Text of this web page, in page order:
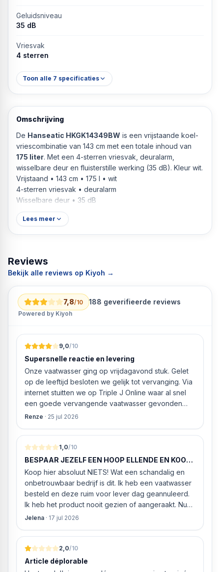
Geluidsniveau
35 dB
Vriesvak
4 sterren
Toon alle 7 specificaties
Omschrijving
De Hanseatic HKGK14349BW is een vrijstaande koel-
vriescombinatie van 143 cm met een totale inhoud van
175 liter. Met een 4-sterren vriesvak, deuralarm,
wisselbare deur en fluisterstille werking (35 dB). Kleur wit.
Vrijstaand • 143 cm • 175 l • wit
4-sterren vriesvak • deuralarm
Wisselbare deur • 35 dB
Lees meer
Reviews
Bekijk alle reviews op Kiyoh →
7,8/10 188 geverifieerde reviews
Powered by Kiyoh
9,0/10
Supersnelle reactie en levering
Onze vaatwasser ging op vrijdagavond stuk. Gelet
op de leeftijd besloten we gelijk tot vervanging. Via
internet stuitten we op Triple J Online waar al snel
een goede vervangende vaatwasser gevonden
werd. ‘s Ochtends even gebeld met de
geïnstalleerd kan worden. Dit bleek het geval tegen
alleszins concurrente prijzen. De vriendelijke
medewerker gaf aan dat, als we gelijk via de
website gingen bestellen en betalen, hij z’n best
ging doen om ‘s middags nog te leveren. Het
bleken geen loze woorden: om 16.00 uur werd de
Neff vaatwasser geleverd en ver
Renze · 25 jul 2026
1,0/10
BESPAAR JEZELF EEN HOOP ELLENDE EN KOOP
HIER NIETS!
Koop hier absoluut NIETS! Wat een schandalig en
onbetrouwbaar bedrijf is dit. Ik heb een vaatwasser
besteld en deze ruim voor lever dag geannuleerd.
Ik heb het product nooit gezien of aangeraakt. Nu
weigeren ze gewoon om mijn geld volledig terug te
van MIJN geld inhouden!
Jelena · 17 jul 2026
2,0/10
Article déplorable